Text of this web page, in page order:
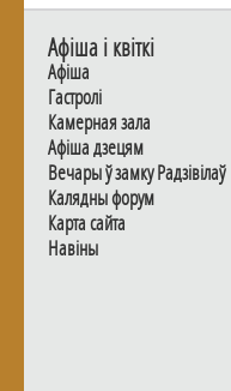
Афiша i квiткi
Афiша
Гастролi
Камерная зала
Афiша дзецям
Вечары ў замку Радзiвiлаў
Калядны форум
Карта сайта
Навiны